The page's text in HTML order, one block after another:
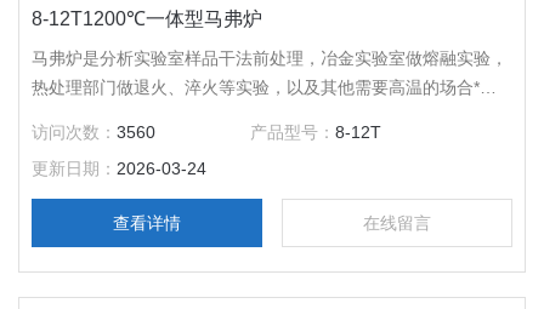
8-12T1200℃一体型马弗炉
马弗炉是分析实验室样品干法前处理，冶金实验室做熔融实验，
热处理部门做退火、淬火等实验，以及其他需要高温的场合*的
产的产品，该产品将炉体与控制部分做了*的整合，极大的降低
了所占空间面积。
访问次数：3560 产品型号：8-12T
更新日期： 2026-03-24
查看详情 在线留言